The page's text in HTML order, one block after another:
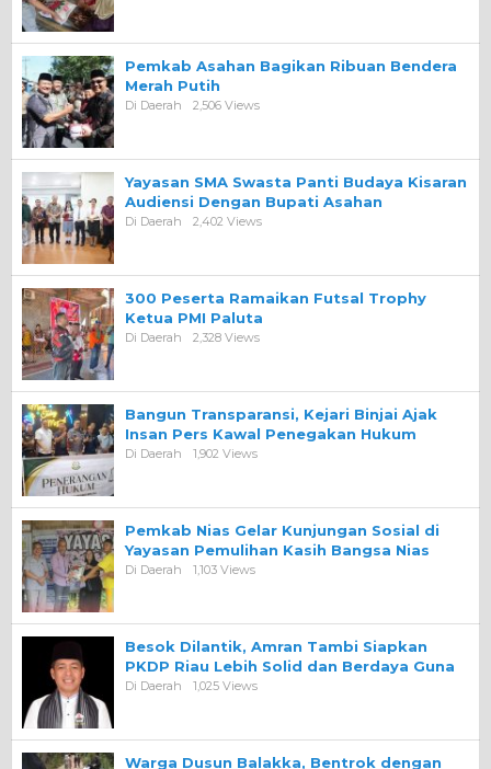
Pemkab Asahan Bagikan Ribuan Bendera
Merah Putih
Di Daerah 2,506 Views
Yayasan SMA Swasta Panti Budaya Kisaran
Audiensi Dengan Bupati Asahan
Di Daerah 2,402 Views
300 Peserta Ramaikan Futsal Trophy
Ketua PMI Paluta
Di Daerah 2,328 Views
Bangun Transparansi, Kejari Binjai Ajak
Insan Pers Kawal Penegakan Hukum
Di Daerah 1,902 Views
Pemkab Nias Gelar Kunjungan Sosial di
Yayasan Pemulihan Kasih Bangsa Nias
Di Daerah 1,103 Views
Besok Dilantik, Amran Tambi Siapkan
PKDP Riau Lebih Solid dan Berdaya Guna
Di Daerah 1,025 Views
Warga Dusun Balakka, Bentrok dengan